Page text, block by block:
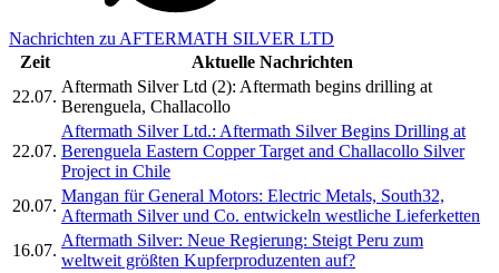
Nachrichten zu AFTERMATH SILVER LTD
Zeit
Aktuelle Nachrichten
22.07.
Aftermath Silver Ltd (2): Aftermath begins drilling at
Berenguela, Challacollo
22.07.
Aftermath Silver Ltd.: Aftermath Silver Begins Drilling at
Berenguela Eastern Copper Target and Challacollo Silver
Project in Chile
20.07.
Mangan für General Motors: Electric Metals, South32,
Aftermath Silver und Co. entwickeln westliche Lieferketten
16.07.
Aftermath Silver: Neue Regierung: Steigt Peru zum
weltweit größten Kupferproduzenten auf?